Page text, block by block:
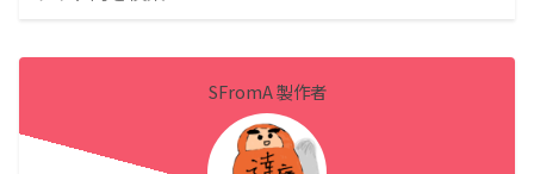
SFromA 製作者